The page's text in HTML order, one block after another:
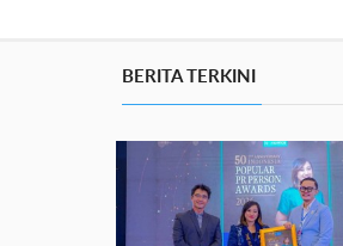
BERITA TERKINI